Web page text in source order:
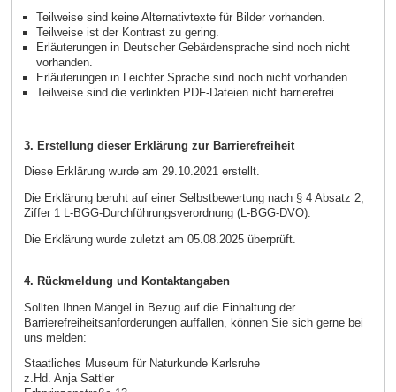
Teilweise sind keine Alternativtexte für Bilder vorhanden.
Teilweise ist der Kontrast zu gering.
Erläuterungen in Deutscher Gebärdensprache sind noch nicht
vorhanden.
Erläuterungen in Leichter Sprache sind noch nicht vorhanden.
Teilweise sind die verlinkten PDF-Dateien nicht barrierefrei.
3. Erstellung dieser Erklärung zur Barrierefreiheit
Diese Erklärung wurde am 29.10.2021 erstellt.
Die Erklärung beruht auf einer Selbstbewertung nach § 4 Absatz 2,
Ziffer 1 L-BGG-Durchführungsverordnung (L-BGG-DVO).
Die Erklärung wurde zuletzt am 05.08.2025 überprüft.
4. Rückmeldung und Kontaktangaben
Sollten Ihnen Mängel in Bezug auf die Einhaltung der
Barrierefreiheitsanforderungen auffallen, können Sie sich gerne bei
uns melden:
Staatliches Museum für Naturkunde Karlsruhe
z.Hd. Anja Sattler